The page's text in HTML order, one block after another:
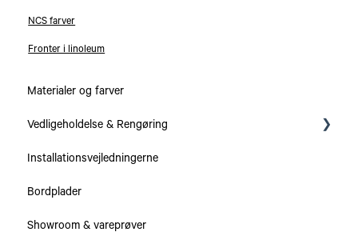
NCS farver
Fronter i linoleum
Materialer og farver
Vedligeholdelse & Rengøring
Serier
Bordplader
Skabe & Skuffer
Installationsvejledningerne
Bordplader
Showroom & vareprøver